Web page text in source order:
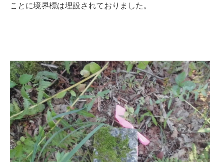
ことに境界標は埋設されておりました。